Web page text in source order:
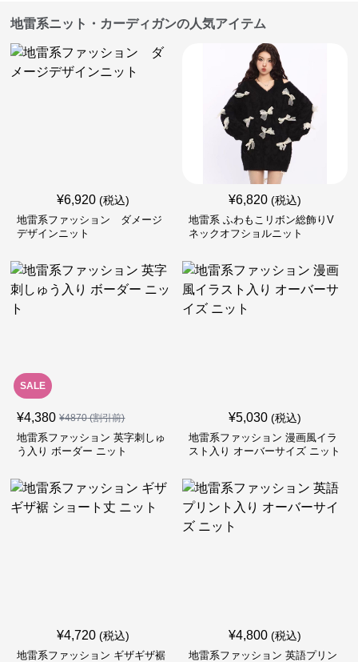
地雷系ニット・カーディガンの人気アイテム
¥6,920 (税込)
地雷系ファッション ダメージ
デザインニット
¥6,820 (税込)
地雷系 ふわもこリボン総飾りV
ネックオフショルニット
SALE
¥4,380 ¥4870(割引前)
地雷系ファッション 英字刺しゅ
う入り ボーダー ニット
¥5,030 (税込)
地雷系ファッション 漫画風イラ
スト入り オーバーサイズ ニット
¥4,720 (税込)
地雷系ファッション ギザギザ裾
¥4,800 (税込)
地雷系ファッション 英語プリン